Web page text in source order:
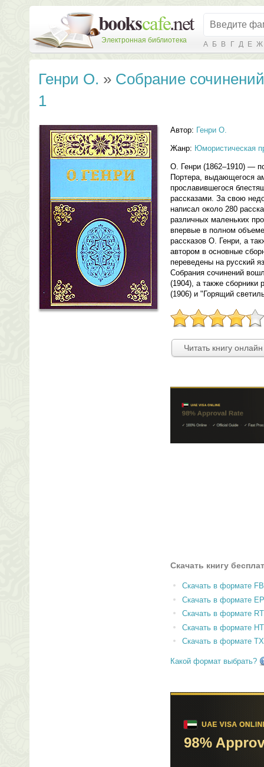
Электронная библиотека А Б В Г Д Е Ж
Генри О. » Собрание
1
Автор: Генри О.
Жанр: Юмористическая
О. Генри (1862–1910) —
Портера, выдающегося
прославившегося
рассказами. За свою
написал около 280
различных маленьких
впервые в полном
рассказов О. Генри, а
автором в основные
переведены на русский
Собрания сочинений
(1904), а также сборники
(1906) и "Горящий
Читать книгу
Скачать книгу
Скачать в формате
Скачать в формате
Скачать в формате
Скачать в формате
Скачать в формате
Какой формат выбрать?